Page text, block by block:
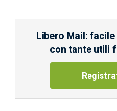
Libero Mail:
con tante utili